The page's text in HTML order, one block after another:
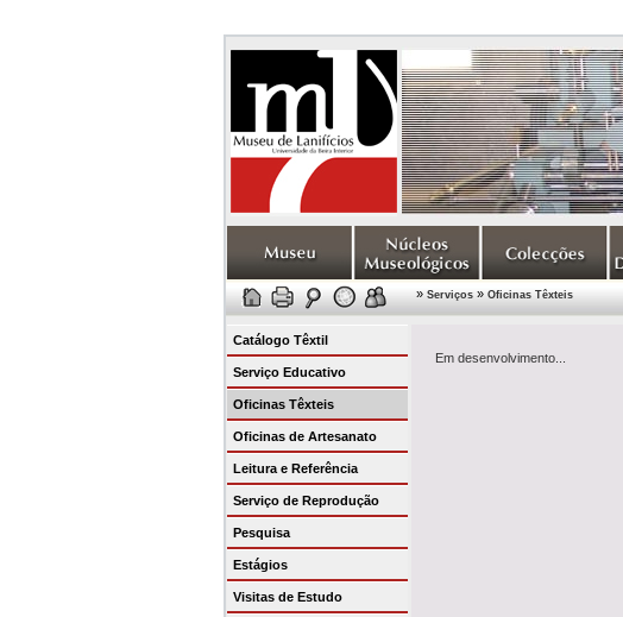
» Serviços» Oficinas Têxteis
Catálogo Têxtil
Serviço Educativo
Oficinas Têxteis
Oficinas de Artesanato
Leitura e Referência
Serviço de Reprodução
Pesquisa
Estágios
Visitas de Estudo
Em desenvolvimento...